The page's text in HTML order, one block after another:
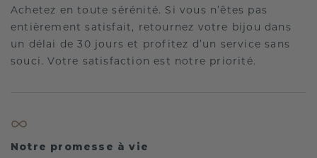
Achetez en toute sérénité. Si vous n’êtes pas
entièrement satisfait, retournez votre bijou dans
un délai de 30 jours et profitez d’un service sans
souci. Votre satisfaction est notre priorité.
Notre promesse à vie